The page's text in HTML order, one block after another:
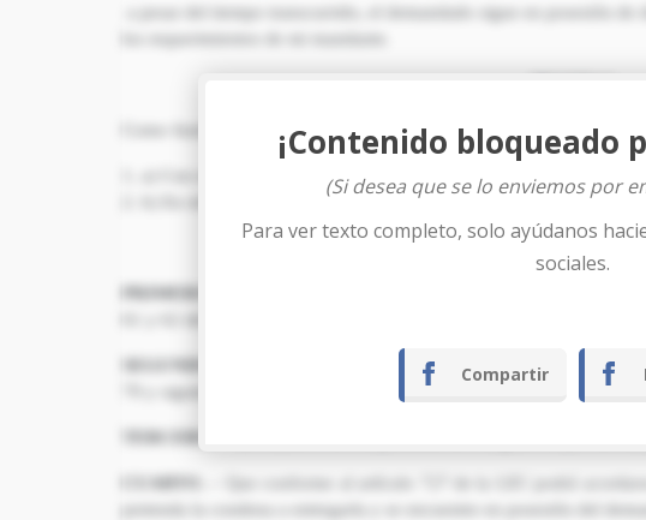
a pesar del tiempo transcurrido, el demandado sigue en posesión
los requerimientos de mi mandante.
Como fundamento de los anteriores hechos se adjuntan a la presente
a) Con relación al primer hecho, se adjuntan como
b) En relación con el segundo hecho, se aportan como
FUNDAMENTOS DE
PRIMERO. –
SEGUNDO. –
La representación del actor y la postulación a la
79 y siguientes del CPC
TERCERO. –
CUARTO. –
Que conforme al artículo 727 de la LEC podrá
pretenda la condena a entregarla y se encuentre en posesión del
¡Contenido bloqueado
(Si desea que se lo enviemos por
Para ver texto completo, solo ayúdanos
sociales.
Compartir